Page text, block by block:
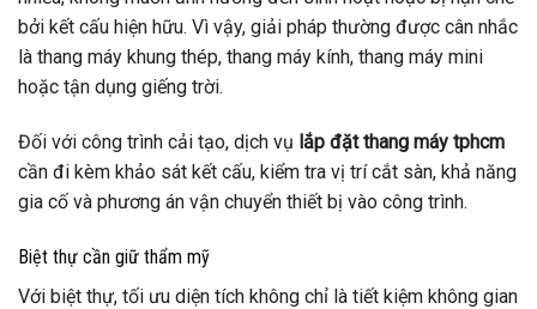
bởi kết cấu hiện hữu. Vì vậy, giải pháp thường được cân nhắc
là thang máy khung thép, thang máy kính, thang máy mini
hoặc tận dụng giếng trời.
Đối với công trình cải tạo, dịch vụ lắp đặt thang máy tphcm
cần đi kèm khảo sát kết cấu, kiểm tra vị trí cắt sàn, khả năng
gia cố và phương án vận chuyển thiết bị vào công trình.
Biệt thự cần giữ thẩm mỹ
Với biệt thự, tối ưu diện tích không chỉ là tiết kiệm không gian